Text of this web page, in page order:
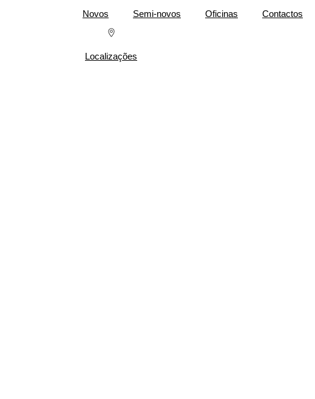
Novos Semi-novos Oficinas Contactos
Localizações